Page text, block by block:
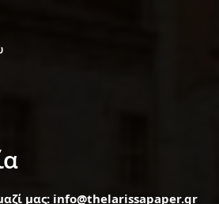
μας: info@thelarissapaper.gr